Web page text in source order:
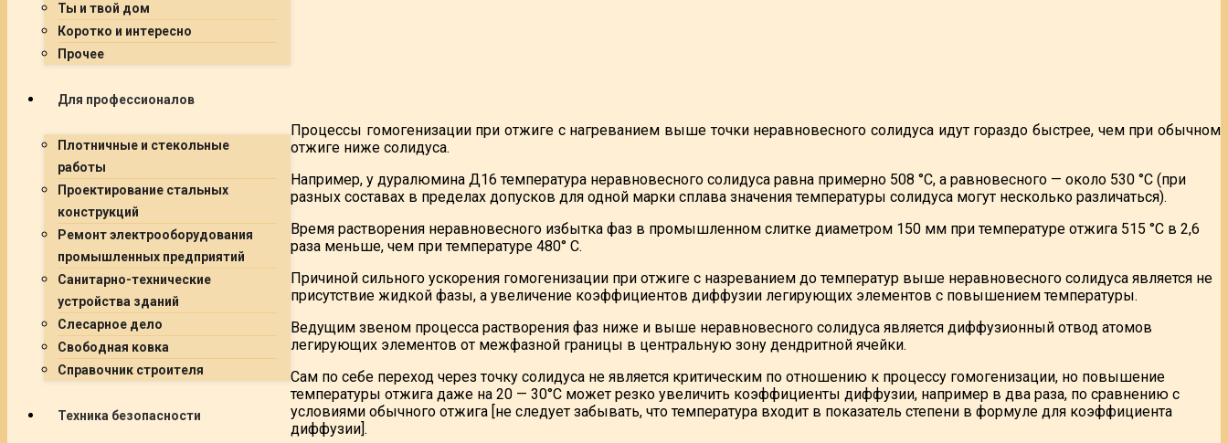
Ты и твой дом
Коротко и интересно
Прочее
Для профессионалов
Плотничные и стекольные
работы
Проектирование стальных
конструкций
Ремонт электрооборудования
промышленных предприятий
Санитарно-технические
устройства зданий
Слесарное дело
Свободная ковка
Справочник строителя
Техника безопасности
Процессы гомогенизации при отжиге с нагреванием выше точки неравновесного солидуса идут гораздо быстрее, чем при обычном
отжиге ниже солидуса.
Например, у дуралюмина Д16 температура неравновесного солидуса равна примерно 508 °С, а равновесного — около 530 °С (при
разных составах в пределах допусков для одной марки сплава значения температуры солидуса могут несколько различаться).
Время растворения неравновесного избытка фаз в промышленном слитке диаметром 150 мм при температуре отжига 515 °С в 2,6
раза меньше, чем при температуре 480° С.
Причиной сильного ускорения гомогенизации при отжиге с назреванием до температур выше неравновесного солидуса является не
присутствие жидкой фазы, а увеличение коэффициентов диффузии легирующих элементов с повышением температуры.
Ведущим звеном процесса растворения фаз ниже и выше неравновесного солидуса является диффузионный отвод атомов
легирующих элементов от межфазной границы в центральную зону дендритной ячейки.
Сам по себе переход через точку солидуса не является критическим по отношению к процессу гомогенизации, но повышение
температуры отжига даже на 20 — 30°C может резко увеличить коэффициенты диффузии, например в два раза, по сравнению с
условиями обычного отжига [не следует забывать, что температура входит в показатель степени в формуле для коэффициента
диффузии].